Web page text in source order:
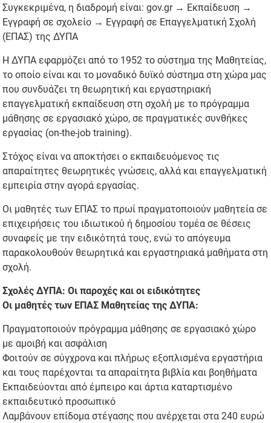
Συγκεκριμένα, η διαδρομή είναι: gov.gr → Εκπαίδευση →
Εγγραφή σε σχολείο → Εγγραφή σε Επαγγελματική Σχολή
(ΕΠΑΣ) της ΔΥΠΑ
Η ΔΥΠΑ εφαρμόζει από το 1952 το σύστημα της Μαθητείας,
το οποίο είναι και το μοναδικό δυϊκό σύστημα στη χώρα μας
που συνδυάζει τη θεωρητική και εργαστηριακή
επαγγελματική εκπαίδευση στη σχολή με το πρόγραμμα
μάθησης σε εργασιακό χώρο, σε πραγματικές συνθήκες
εργασίας (on-the-job training).
Στόχος είναι να αποκτήσει ο εκπαιδευόμενος τις
απαραίτητες θεωρητικές γνώσεις, αλλά και επαγγελματική
εμπειρία στην αγορά εργασίας.
Οι μαθητές των ΕΠΑΣ το πρωί πραγματοποιούν μαθητεία σε
επιχειρήσεις του ιδιωτικού ή δημοσίου τομέα σε θέσεις
συναφείς με την ειδικότητά τους, ενώ το απόγευμα
παρακολουθούν θεωρητικά και εργαστηριακά μαθήματα στη
σχολή.
Σχολές ΔΥΠΑ: Οι παροχές και οι ειδικότητες
Οι μαθητές των ΕΠΑΣ Μαθητείας της ΔΥΠΑ:
Πραγματοποιούν πρόγραμμα μάθησης σε εργασιακό χώρο
με αμοιβή και ασφάλιση
Φοιτούν σε σύγχρονα και πλήρως εξοπλισμένα εργαστήρια
και τους παρέχονται τα απαραίτητα βιβλία και βοηθήματα
Εκπαιδεύονται από έμπειρο και άρτια καταρτισμένο
εκπαιδευτικό προσωπικό
Λαμβάνουν επίδομα στέγασης που ανέρχεται στα 240 ευρώ